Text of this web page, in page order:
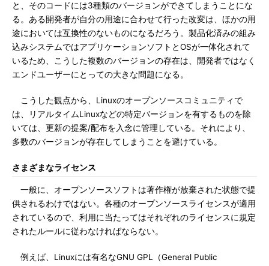
と、そのコードには3種類のバージョンができてしまうことにな
る。ある開発者が自分の用途に合わせて行った改変は、ほかの用
途においては互換性のないものになるだろう。製品化済みの組み
込みシステムではアプリケーションソフトとOSが一体化されて
いるため、こうした複数のバージョンの存在は、開発者ではなく
エンドユーザーにとっての大きな問題になる。
こうした観点から、Linuxのオープンソースコミュニティで
は、リアルタイムLinuxなどの特定バージョンを有するものを除
いては、更新の提案/配布を入念に管理している。それにより、
多数のバージョンが存在してしまうことを避けている。
さまざまなライセンス
一般に、オープンソースソフトは著作権が放棄された状態で提
供されるわけではない。各種のオープンソースライセンスが適用
されているので、利用に当たってはそれぞれのライセンスに規定
されたルールに従わなければならない。
例えば、Linuxには有名なGNU GPL（General Public